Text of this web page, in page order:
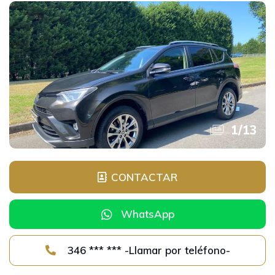
1/13
CONTACTAR
WhatsApp
346 *** *** -Llamar por teléfono-